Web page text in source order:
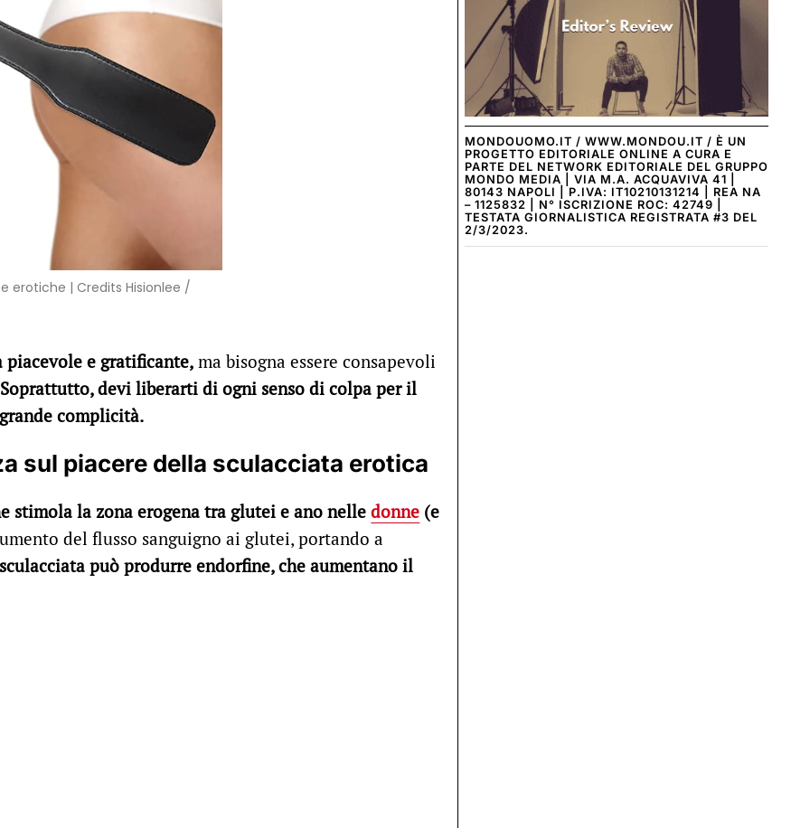
erotiche | Credits Hisionlee /
piacevole e gratificante, ma bisogna essere consapevoli
Soprattutto, devi liberarti di ogni senso di colpa per il
complicità.
sul piacere della sculacciata erotica
stimola la zona erogena tra glutei e ano nelledonne (e
del flusso sanguigno ai glutei, portando a
può produrre endorfine, che aumentano il
MONDOUOMO.IT / WWW.MONDOU.IT / È UN
PROGETTO EDITORIALE ONLINE A CURA E
PARTE DEL NETWORK EDITORIALE DEL GRUPPO
MONDO MEDIA | VIA M.A. ACQUAVIVA 41 |
80143 NAPOLI | P.IVA: IT10210131214 | REA NA
– 1125832 | N° ISCRIZIONE ROC: 42749 |
TESTATA GIORNALISTICA REGISTRATA #3 DEL
2/3/2023.